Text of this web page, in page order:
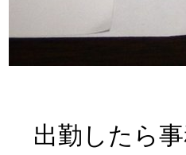
出勤したら事